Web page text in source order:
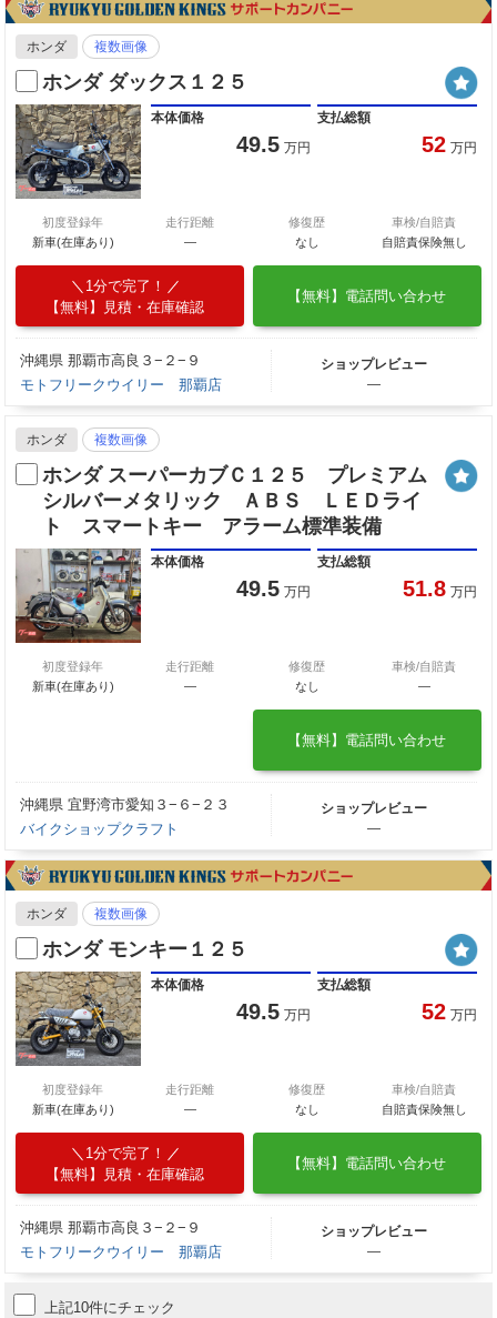
ホンダ 複数画像
ホンダ ダックス１２５
本体価格
49.5 万円
支払総額
52 万円
初度登録年
新車(在庫あり)
走行距離
―
修復歴
なし
車検/自賠責
自賠責保険無し
1分で完了！
【無料】見積・在庫確認
【無料】電話問い合わせ
沖縄県 那覇市高良３−２−９
モトフリークウイリー 那覇店
ショップレビュー
―
ホンダ 複数画像
ホンダ スーパーカブＣ１２５ プレミアム
シルバーメタリック ＡＢＳ ＬＥＤライ
ト スマートキー アラーム標準装備
本体価格
49.5 万円
支払総額
51.8 万円
初度登録年
新車(在庫あり)
走行距離
―
修復歴
なし
車検/自賠責
―
【無料】電話問い合わせ
沖縄県 宜野湾市愛知３−６−２３
バイクショップクラフト
ショップレビュー
―
ホンダ 複数画像
ホンダ モンキー１２５
本体価格
49.5 万円
支払総額
52 万円
初度登録年
新車(在庫あり)
走行距離
―
修復歴
なし
車検/自賠責
自賠責保険無し
1分で完了！
【無料】見積・在庫確認
【無料】電話問い合わせ
沖縄県 那覇市高良３−２−９
モトフリークウイリー 那覇店
ショップレビュー
―
上記10件にチェック